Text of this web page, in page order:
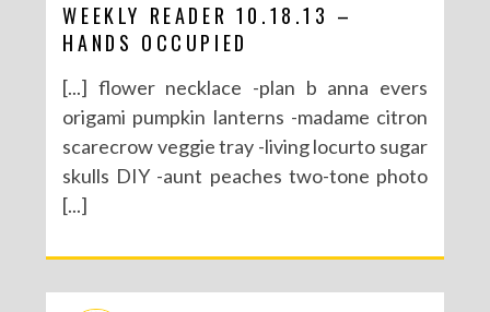
WEEKLY READER 10.18.13 –
HANDS OCCUPIED
[...] flower necklace -plan b anna evers
origami pumpkin lanterns -madame citron
scarecrow veggie tray -living locurto sugar
skulls DIY -aunt peaches two-tone photo
[...]